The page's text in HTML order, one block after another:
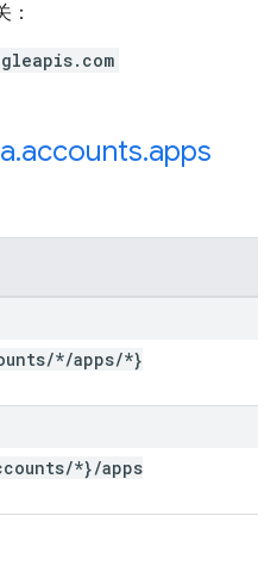
：
.accounts.apps
/*/apps/*}
/*}/apps